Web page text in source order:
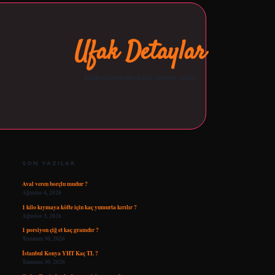
Ufak Detaylar
SON YAZILAR
Aval veren borçlu mudur ?
Ağustos 4, 2026
1 kilo kıymaya köfte için kaç yumurta kırılır ?
Ağustos 3, 2026
1 porsiyon çiğ et kaç gramdır ?
Temmuz 30, 2026
İstanbul Konya YHT Kaç TL ?
Temmuz 30, 2026